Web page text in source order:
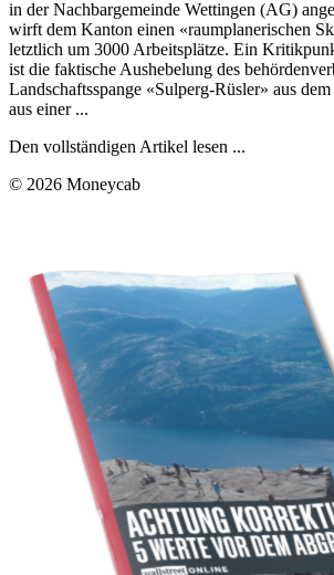
in der Nachbargemeinde Wettingen (AG)
wirft dem Kanton einen «raumplanerischen
letztlich um 3000 Arbeitsplätze. Ein
ist die faktische Aushebelung des
Landschaftsspange «Sulperg-Rüsler» aus
aus einer ...
Den vollständigen Artikel lesen ...
© 2026 Moneycab